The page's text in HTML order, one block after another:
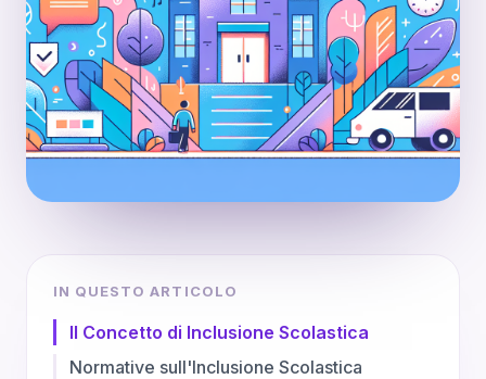
IN QUESTO ARTICOLO
Il Concetto di Inclusione Scolastica
Normative sull'Inclusione Scolastica